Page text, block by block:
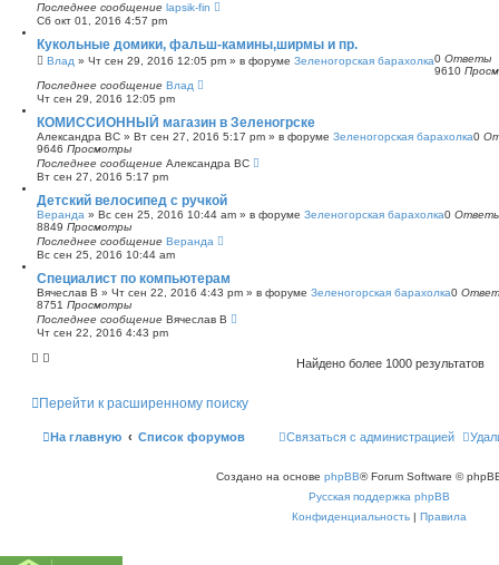
Последнее сообщение lapsik-fin
Сб окт 01, 2016 4:57 pm
Кукольные домики, фальш-камины,ширмы и пр.
Влад » Чт сен 29, 2016 12:05 pm » в форуме Зеленогорская барахолка0 Ответы
9610
Последнее сообщение Влад
Чт сен 29, 2016 12:05 pm
КОМИССИОННЫЙ магазин в Зеленогрске
Александра ВС » Вт сен 27, 2016 5:17 pm » в форуме Зеленогорская барахолка0
9646 Просмотры
Последнее сообщение Александра ВС
Вт сен 27, 2016 5:17 pm
Детский велосипед с ручкой
Веранда » Вс сен 25, 2016 10:44 am » в форуме Зеленогорская барахолка0
8849 Просмотры
Последнее сообщение Веранда
Вс сен 25, 2016 10:44 am
Специалист по компьютерам
Вячеслав В » Чт сен 22, 2016 4:43 pm » в форуме Зеленогорская барахолка0
8751 Просмотры
Последнее сообщение Вячеслав В
Чт сен 22, 2016 4:43 pm
Найдено более 1000 результатов
Перейти к расширенному поиску
На главную Список форумов Связаться с администрацией
Создано на основе phpBB® Forum Software ©
Русская поддержка phpBB
Конфиденциальность | Правила